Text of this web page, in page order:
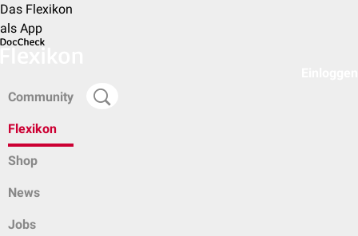
Das Flexikon
als App
Community
Flexikon
Shop
News
Jobs